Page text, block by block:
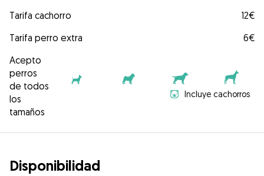
Tarifa cachorro
12€
Tarifa perro extra
6€
Acepto
perros
de todos
los
tamaños
Incluye cachorros
Disponibilidad